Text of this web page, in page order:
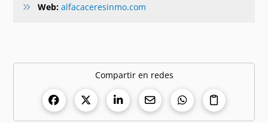
Web: alfacaceresinmo.com
Compartir en redes